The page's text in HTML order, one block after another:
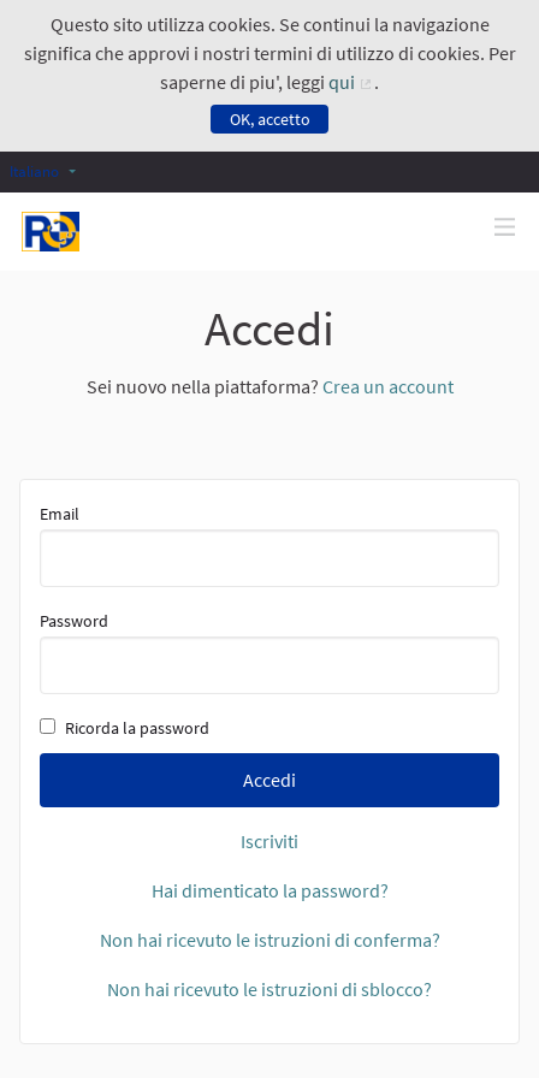
Questo sito utilizza cookies. Se continui la navigazione
significa che approvi i nostri termini di utilizzo di cookies. Per
saperne di piu', leggiqui
.
OK, accetto
Italiano
Accedi
Sei nuovo nella piattaforma? Crea un account
Email
Password
Ricorda la password
Accedi
Iscriviti
Hai dimenticato la password?
Non hai ricevuto le istruzioni di conferma?
Non hai ricevuto le istruzioni di sblocco?